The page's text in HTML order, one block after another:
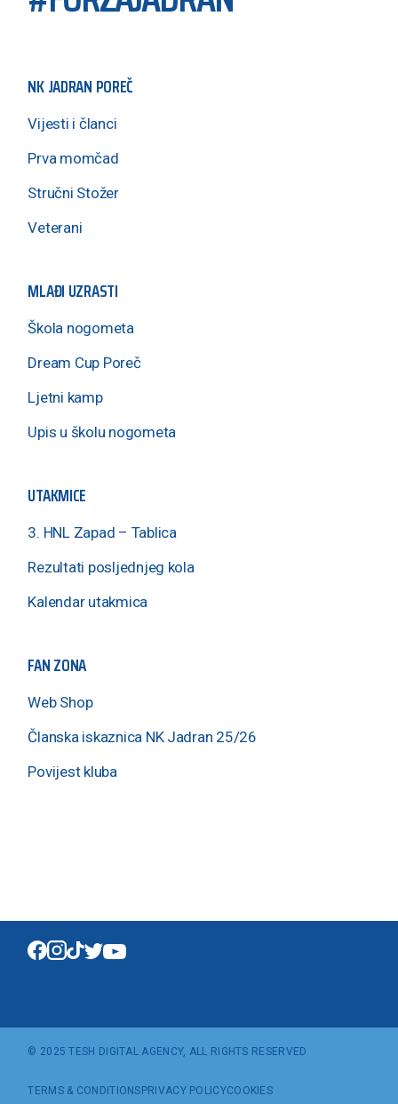
NK JADRAN POREČ
Vijesti i članci
Prva momčad
Stručni Stožer
Veterani
MLAĐI UZRASTI
Škola nogometa
Dream Cup Poreč
Ljetni kamp
Upis u školu nogometa
UTAKMICE
3. HNL Zapad – Tablica
Rezultati posljednjeg kola
Kalendar utakmica
FAN ZONA
Web Shop
Članska iskaznica NK Jadran 25/26
Povijest kluba
© 2025TESH DIGITAL AGENCY, ALL RIGHTS RESERVED
TERMS & CONDITIONS PRIVACY POLICYCOOKIES